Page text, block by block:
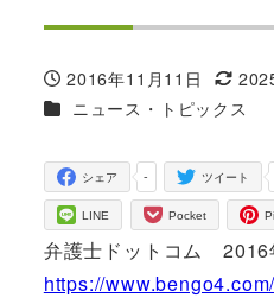
投稿日
2016年11月11日
更新日
カテゴリー
ニュース・トピックス
-
シェア ツイート
LINE Pocket
弁護士ドットコム 2016
https://